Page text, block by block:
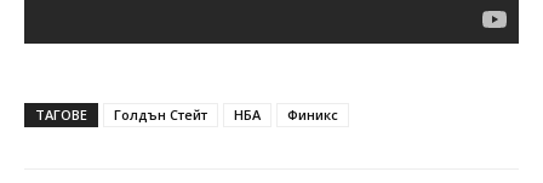
ТАГОВЕ Голдън Стейт НБА Финикс